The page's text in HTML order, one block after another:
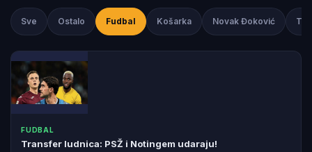
Sve Ostalo Fudbal Košarka Novak Đoković
FUDBAL
Transfer ludnica: PSŽ i Notingem udaraju!